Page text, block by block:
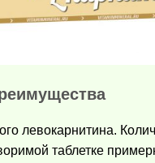
левокарнитина.
таблетке